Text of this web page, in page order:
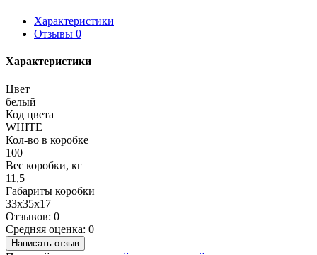
Характеристики
Отзывы 0
Характеристики
Цвет
белый
Код цвета
WHITE
Кол-во в коробке
100
Вес коробки, кг
11,5
Габариты коробки
33х35х17
Отзывов: 0
Средняя оценка: 0
Написать отзыв